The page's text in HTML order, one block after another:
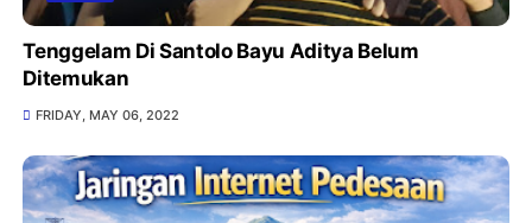
Tenggelam Di Santolo Bayu Aditya Belum
Ditemukan
FRIDAY, MAY 06, 2022